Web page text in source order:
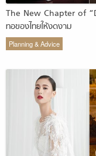
The New Chapter of
ทอของไทยให้งดงาม
Planning & Advice